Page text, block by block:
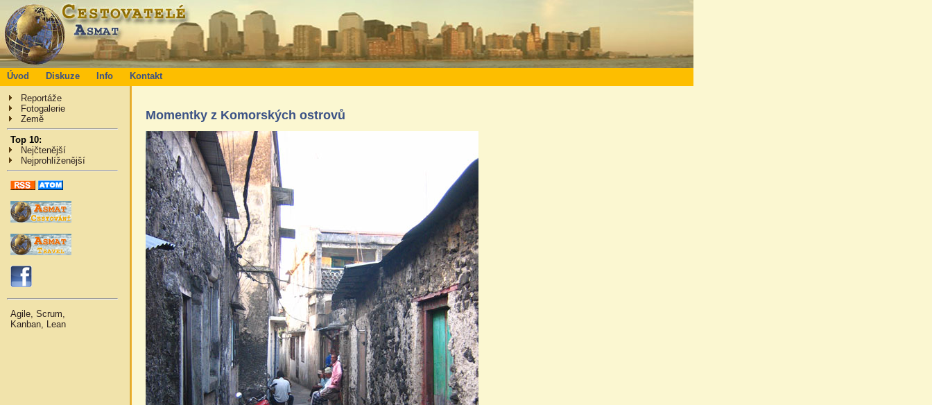
Úvod Diskuze Info Kontakt
Reportáže
Fotogalerie
Země
Top 10:
Nejčtenější
Nejprohlíženější
Agile, Scrum,
Kanban, Lean
Momentky z Komorských ostrovů